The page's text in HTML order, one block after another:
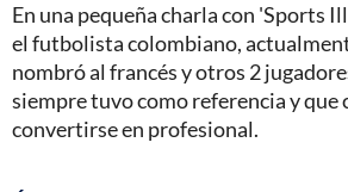
En una pequeña charla con 'Sports
el futbolista colombiano,
nombró al francés y otros 2
siempre tuvo como referencia y que
convertirse en profesional.